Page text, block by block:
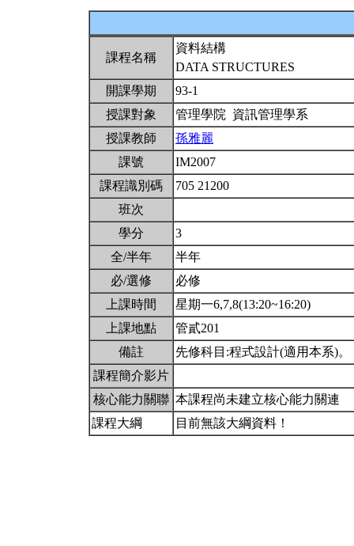
課程名稱
資料結構
DATA STRUCTURES
開課學期
93-1
授課對象
管理學院 資訊管理學系
授課教師
孫雅麗
課號
IM2007
課程識別碼
705 21200
班次
學分
3
全/半年
半年
必/選修
必修
上課時間
星期一6,7,8(13:20~16:20)
上課地點
管貳201
備註
先修科目:程式設計(適用本系)。
課程簡介影片
核心能力關聯 本課程尚未建立核心能力關連
課程大綱
目前無該大綱資料！